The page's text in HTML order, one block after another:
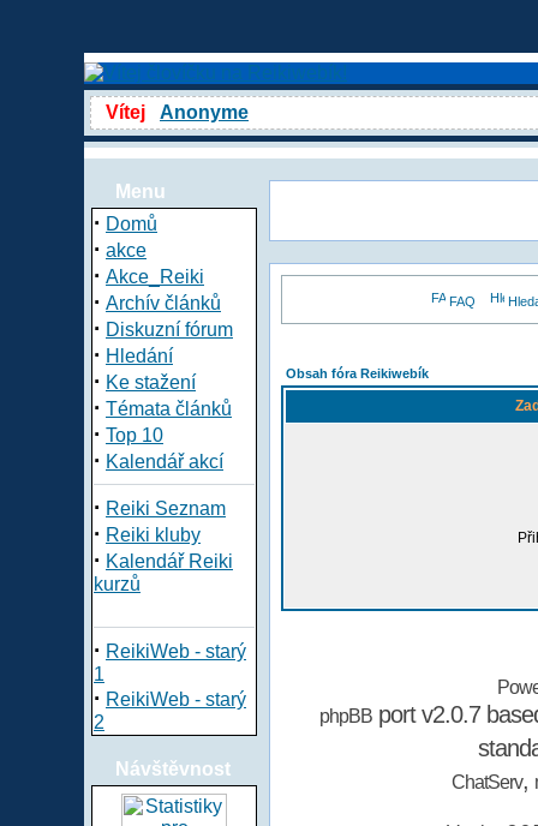
Vítej Anonyme
Menu
· Domů
· akce
· Akce_Reiki
· Archív článků
· Diskuzní fórum
· Hledání
· Ke stažení
· Témata článků
· Top 10
· Kalendář akcí
· Reiki Seznam
· Reiki kluby
· Kalendář Reiki
kurzů
· ReikiWeb - starý
1
· ReikiWeb - starý
2
Návštěvnost
FAQ
Obsah fóra Reikiwebík
phpBBport v2.0.7
ChatServ,